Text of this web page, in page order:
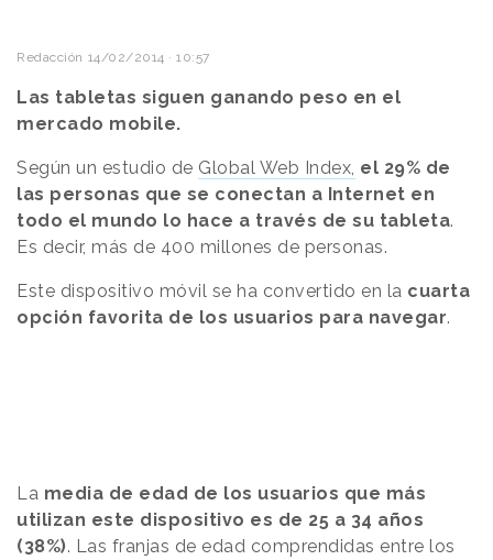
Redacción 14/02/2014 · 10:57
Las tabletas siguen ganando peso en el
mercado mobile.
Según un estudio de Global Web Index, el 29% de
las personas que se conectan a Internet en
todo el mundo lo hace a través de su tableta.
Es decir, más de 400 millones de personas.
Este dispositivo móvil se ha convertido en la cuarta
opción favorita de los usuarios para navegar.
La media de edad de los usuarios que más
utilizan este dispositivo es de 25 a 34 años
(38%). Las franjas de edad comprendidas entre los